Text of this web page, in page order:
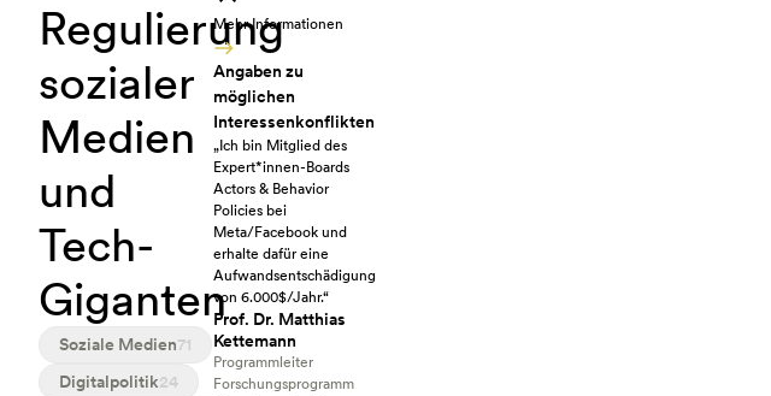
Regulierung
sozialer
Medien
und
Tech-
Giganten
Soziale Medien71
Digitalpolitik24
Mehr Informationen
Angaben zu
möglichen
Interessenkonflikten
„Ich bin Mitglied des
Expert*innen-Boards
Actors & Behavior
Policies bei
Meta/Facebook und
erhalte dafür eine
Aufwandsentschädigung
von 6.000$/Jahr.“
Prof. Dr. Matthias
Kettemann
Programmleiter
Forschungsprogramm